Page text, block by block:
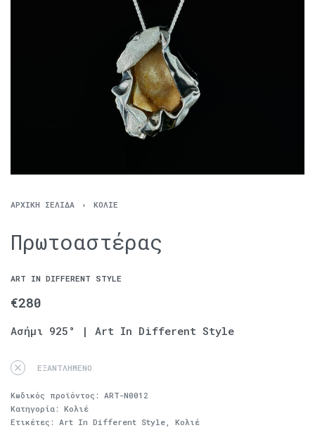
ΑΡΧΙΚΉ ΣΕΛΊΔΑ › ΚΟΛΙΈ
Πρωτοαστέρας
ART IN DIFFERENT STYLE
€280
Ασήμι 925° | Art In Different Style
ΕΞΑΝΤΛΗΜΈΝΟ
Κωδικός προϊόντος: ART-N0012
Κατηγορία: Κολιέ
Ετικέτες: Art In Different Style Κολιέ